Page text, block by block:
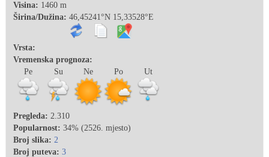
Visina: 1460 m
Širina/Dužina: 46,45241°N 15,33528°E
Vrsta:
Vremenska prognoza:
Pe
Su Ne Po Ut
Pregleda: 2.310
Popularnost: 34% (2526. mjesto)
Broj slika: 2
Broj puteva: 3